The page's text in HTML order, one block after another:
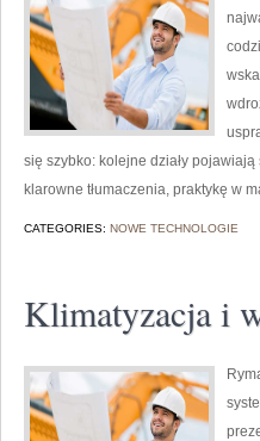
się szybko: kolejne działy
klarowne tłumaczenia, praktykę w
CATEGORIES: NOWE TECHNOLOGIE
Klimatyzacja i